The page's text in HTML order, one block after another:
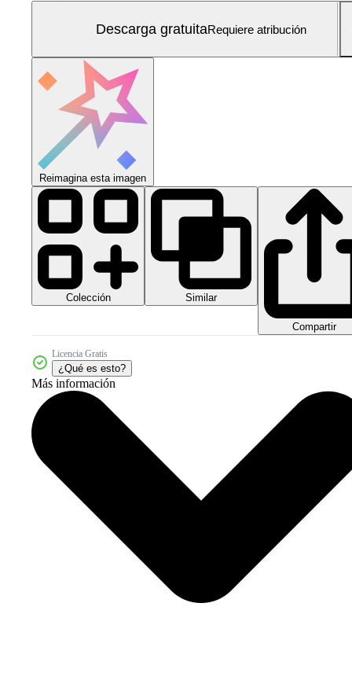
Descarga gratuitaRequiere atribución
Reimagina esta imagen
Colección Similar
Compartir
Licencia Gratis
¿Qué es esto?
Más información